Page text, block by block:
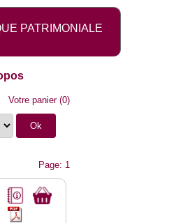
PATRIMONIALE
Votre panier(0)
Page: 1